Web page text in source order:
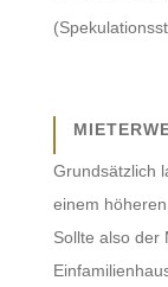
Grundsätzlich
einem
Sollte also der